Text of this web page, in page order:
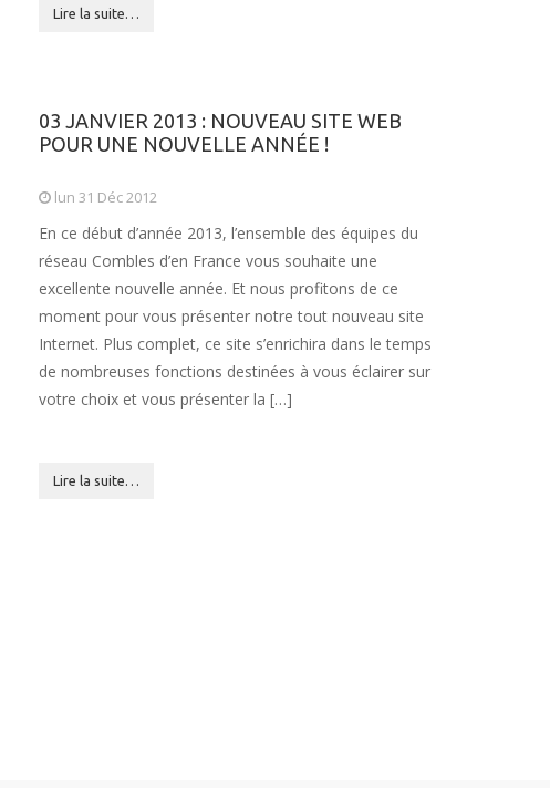
Lire la suite…
03 JANVIER 2013 : NOUVEAU SITE WEB
POUR UNE NOUVELLE ANNÉE !
lun 31 Déc 2012
En ce début d’année 2013, l’ensemble des équipes du
réseau Combles d’en France vous souhaite une
excellente nouvelle année. Et nous profitons de ce
moment pour vous présenter notre tout nouveau site
Internet. Plus complet, ce site s’enrichira dans le temps
de nombreuses fonctions destinées à vous éclairer sur
votre choix et vous présenter la […]
Lire la suite…